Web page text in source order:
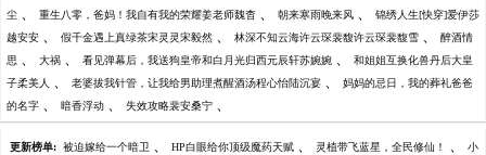
尘 、 重生八零，爸妈！我自有我的荣耀姜老师魏杳 、 朝来寒雨晚来风 、 锦绣人生[快穿]爱伊莎
越安安 、 假千金遇上真绿茶宋灵灵宋毅然 、 林深不知云海许云琛裴馥许云琛裴馥雪 、 醉酒情
思 、 大祸 、 看见弹幕后，我送狗皇帝和白月光归西元辰轩苏婉婉 、 和姐姐互换化兽丹后大皇
子柔美人 、 老婆拔我针管，让我给男助理煮醒酒汤程心怡陆沉宴 、 妈妈的忌日，我的葬礼爸爸
的名字 、 暗香浮动 、 失效攻略裴安桑宁 、
更新榜单: 被迫嫁给一个暗卫 、 HP白眼给你顶级魔药天赋 、 灵植带飞蓝星，全民修仙！ 、 小